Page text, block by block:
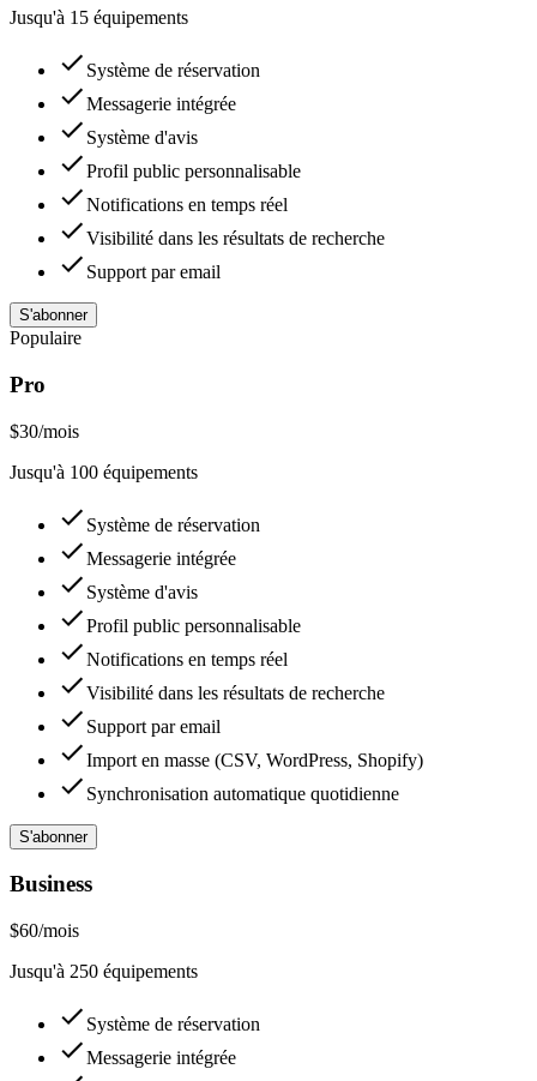
Jusqu'à 15 équipements
Système de réservation
Messagerie intégrée
Système d'avis
Profil public personnalisable
Notifications en temps réel
Visibilité dans les résultats de recherche
Support par email
S'abonner
Populaire
Pro
$30/mois
Jusqu'à 100 équipements
Système de réservation
Messagerie intégrée
Système d'avis
Profil public personnalisable
Notifications en temps réel
Visibilité dans les résultats de recherche
Support par email
Import en masse (CSV, WordPress, Shopify)
Synchronisation automatique quotidienne
S'abonner
Business
$60/mois
Jusqu'à 250 équipements
Système de réservation
Messagerie intégrée